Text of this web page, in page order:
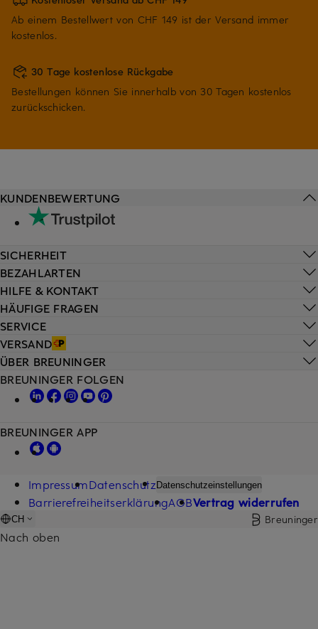
Ab einem Bestellwert von CHF 149 ist der Versand immer
kostenlos.
30 Tage kostenlose Rückgabe
Bestellungen können Sie innerhalb von 30 Tagen kostenlos
zurückschicken.
HILFE & KONTAKT
HÄUFIGE FRAGEN
SERVICE
VERSAND
KUNDENBEWERTUNG
SICHERHEIT
BEZAHLARTEN
ÜBER BREUNINGER
BREUNINGER FOLGEN
BREUNINGER APP
ImpressumDatenschutzDatenschutzeinstellungen
BarrierefreiheitserklärungAGBVertrag widerrufen
CH Breuninger
Nach oben